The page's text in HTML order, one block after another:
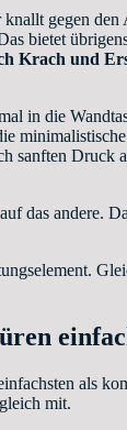
gegen
bietet
Krach und
in die
sanften Druck
das andere.
als
mit.